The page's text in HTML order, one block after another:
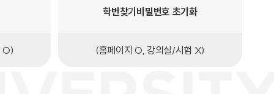
O)
학번찾기 비밀번호 초기화
(홈페이지 O, 강의실/시험 X)